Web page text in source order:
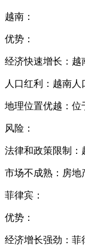
越南：
优势：
经济快速增长：越
人口红利：越南
地理位置优越：位
风险：
法律和政策限制：
市场不成熟：房地
菲律宾：
优势：
经济增长强劲：菲